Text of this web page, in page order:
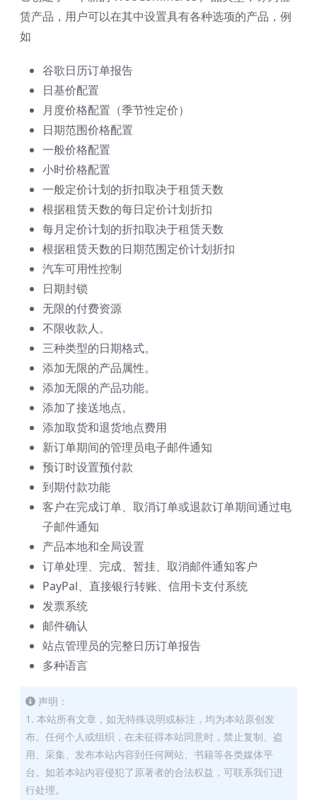
赁产品，用户可以在其中设置具有各种选项的产品，例
如
谷歌日历订单报告
日基价配置
月度价格配置（季节性定价）
日期范围价格配置
一般价格配置
小时价格配置
一般定价计划的折扣取决于租赁天数
根据租赁天数的每日定价计划折扣
每月定价计划的折扣取决于租赁天数
根据租赁天数的日期范围定价计划折扣
汽车可用性控制
日期封锁
无限的付费资源
不限收款人。
三种类型的日期格式。
添加无限的产品属性。
添加无限的产品功能。
添加了接送地点。
添加取货和退货地点费用
新订单期间的管理员电子邮件通知
预订时设置预付款
到期付款功能
客户在完成订单、取消订单或退款订单期间通过电
子邮件通知
产品本地和全局设置
订单处理、完成、暂挂、取消邮件通知客户
PayPal、直接银行转账、信用卡支付系统
发票系统
邮件确认
站点管理员的完整日历订单报告
多种语言
声明：
1. 本站所有文章，如无特殊说明或标注，均为本站原创发
布。任何个人或组织，在未征得本站同意时，禁止复制、盗
用、采集、发布本站内容到任何网站、书籍等各类媒体平
台。如若本站内容侵犯了原著者的合法权益，可联系我们进
行处理。